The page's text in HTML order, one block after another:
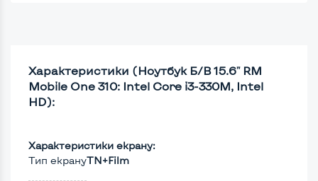
Характеристики (Ноутбук Б/В 15.6" RM
Mobile One 310: Intel Core i3-330M, Intel
HD):
Характеристики екрану:
Тип екрануTN+Film